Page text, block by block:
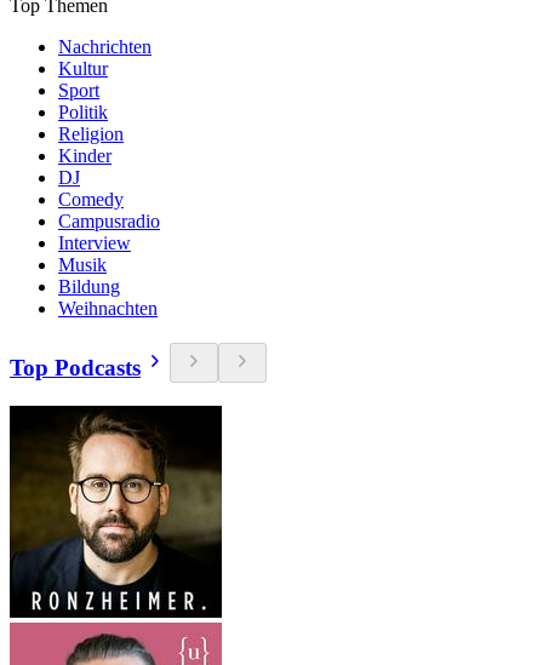
Top Themen
Nachrichten
Kultur
Sport
Politik
Religion
Kinder
DJ
Comedy
Campusradio
Interview
Musik
Bildung
Weihnachten
Top Podcasts